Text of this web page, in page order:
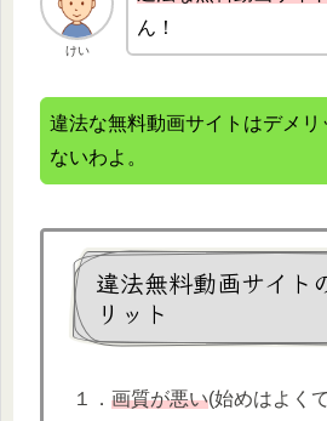
けい
ん！
違法な無料動画サイトはデメリ
ないわよ。
違法無料動画サイト
リット
１． 画質が悪い(始めはよく